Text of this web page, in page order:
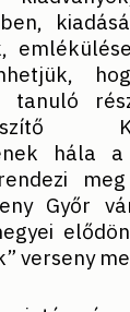
tanuló
hála
Győr
verseny